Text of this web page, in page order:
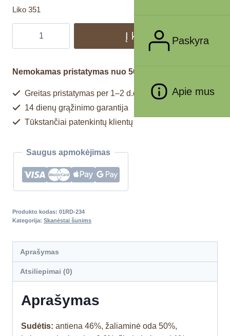
Paskyra
Apie mus
Liko 351
Į krepšelį
Nemokamas pristatymas nuo 50€
Greitas pristatymas per 1–2 d.d.
14 dienų grąžinimo garantija
Tūkstančiai patenkintų klientų
Saugus apmokėjimas
Produkto kodas: 01RD-234
Kategorija: Skanėstai šunims
Aprašymas
Atsiliepimai (0)
Aprašymas
Sudėtis: antiena 46%, žaliaminė oda 50%,